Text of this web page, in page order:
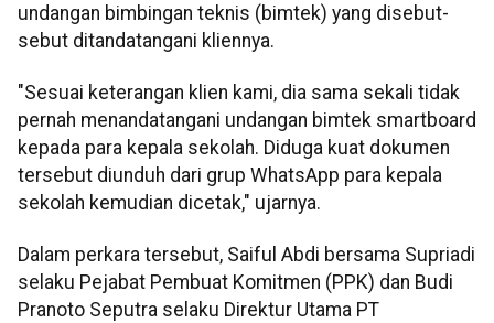
undangan bimbingan teknis (bimtek) yang disebut-
sebut ditandatangani kliennya.
"Sesuai keterangan klien kami, dia sama sekali tidak
pernah menandatangani undangan bimtek smartboard
kepada para kepala sekolah. Diduga kuat dokumen
tersebut diunduh dari grup WhatsApp para kepala
sekolah kemudian dicetak," ujarnya.
Dalam perkara tersebut, Saiful Abdi bersama Supriadi
selaku Pejabat Pembuat Komitmen (PPK) dan Budi
Pranoto Seputra selaku Direktur Utama PT